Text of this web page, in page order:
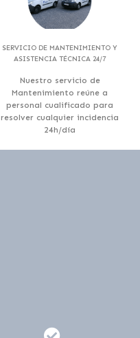
SERVICIO DE MANTENIMIENTO Y
ASISTENCIA TÉCNICA 24/7
Nuestro servicio de
Mantenimiento reúne a
personal cualificado para
resolver cualquier incidencia
24h/día